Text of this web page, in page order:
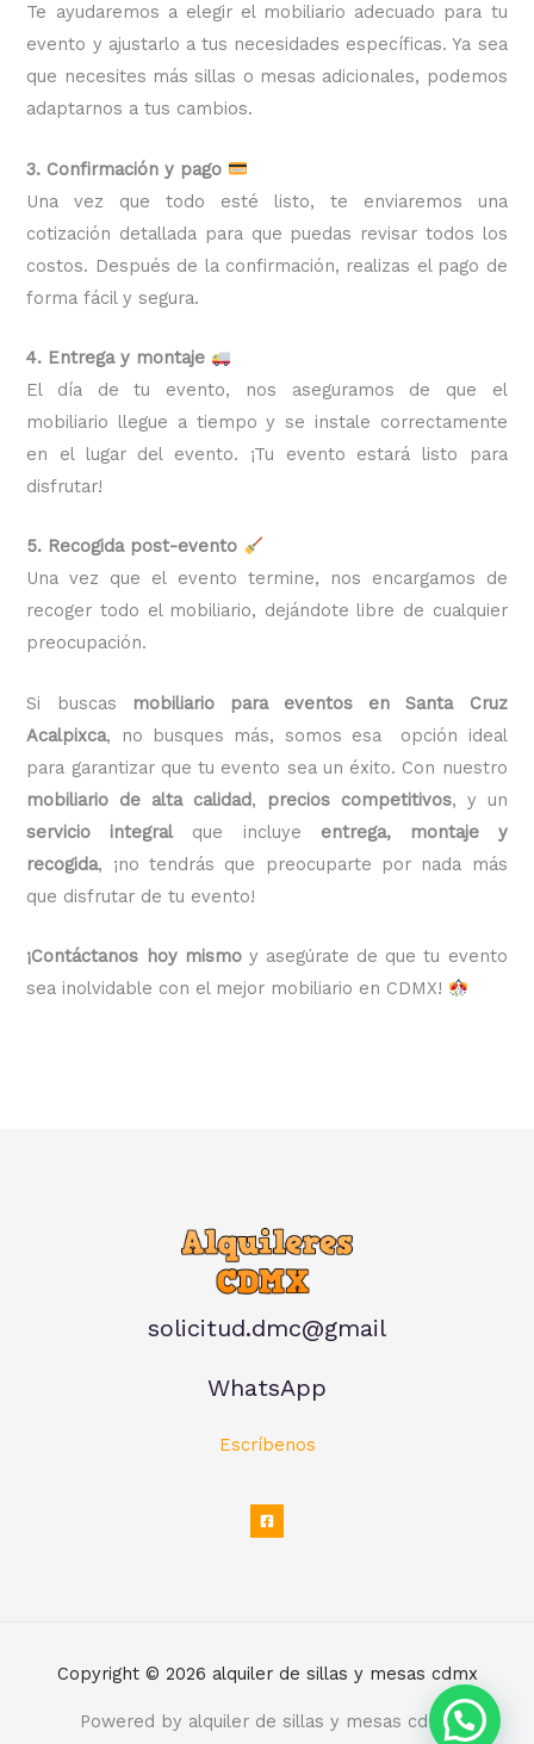
Te ayudaremos a elegir el mobiliario adecuado para tu
evento y ajustarlo a tus necesidades específicas. Ya sea
que necesites más sillas o mesas adicionales, podemos
adaptarnos a tus cambios.
3. Confirmación y pago
Una vez que todo esté listo, te enviaremos una
cotización detallada para que puedas revisar todos los
costos. Después de la confirmación, realizas el pago de
forma fácil y segura.
4. Entrega y montaje
El día de tu evento, nos aseguramos de que el
mobiliario llegue a tiempo y se instale correctamente
en el lugar del evento. ¡Tu evento estará listo para
disfrutar!
5. Recogida post-evento
Una vez que el evento termine, nos encargamos de
recoger todo el mobiliario, dejándote libre de cualquier
preocupación.
Si buscas
mobiliario para eventos en Santa Cruz
Acalpixca, no busques más, somos esa opción ideal
para garantizar que tu evento sea un éxito. Con nuestro
mobiliario de alta calidad, precios competitivos, y un
servicio integralque incluye entrega, montaje y
recogida, ¡no tendrás que preocuparte por nada más
que disfrutar de tu evento!
¡Contáctanos hoy mismoy asegúrate de que tu evento
sea inolvidable con el mejor mobiliario en CDMX!
solicitud.dmc@gmail
WhatsApp
Escríbenos
Copyright © 2026 alquiler de sillas y mesas cdmx
Powered by alquiler de sillas y mesas cdmx